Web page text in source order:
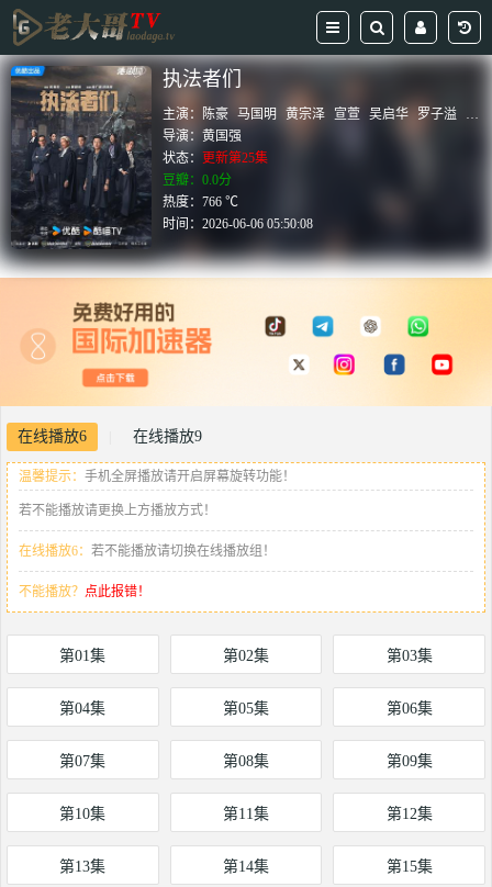
执法者们
主演： 陈豪 马国明 黄宗泽 宣萱 吴启华 罗子溢
胡
导演：黄国强
状态： 更新第25集
豆瓣：0.0分
热度：766 ℃
时间：2026-06-06 05:50:08
在线播放6 在线播放9
温馨提示： 手机全屏播放请开启屏幕旋转功能！
若不能播放请更换上方播放方式！
在线播放6： 若不能播放请切换在线播放组！
不能播放？ 点此报错！
第01集 第02集 第03集
第04集 第05集 第06集
第07集 第08集 第09集
第10集 第11集 第12集
第13集 第14集 第15集